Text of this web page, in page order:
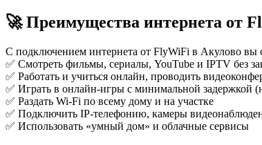
🚀 Преимущества интернета от
С подключением интернета от FlyWiFi в Акулово вы
✅ Смотреть фильмы, сериалы, YouTube и IPTV без
✅ Работать и учиться онлайн, проводить
✅ Играть в онлайн-игры с минимальной задержкой
✅ Раздать Wi-Fi по всему дому и на участке
✅ Подключить IP-телефонию, камеры
✅ Использовать «умный дом» и облачные сервисы